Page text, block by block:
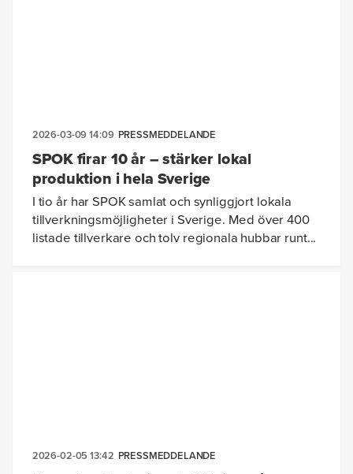
2026-03-09 14:09 PRESSMEDDELANDE
SPOK firar 10 år – stärker lokal
produktion i hela Sverige
I tio år har SPOK samlat och synliggjort lokala
tillverkningsmöjligheter i Sverige. Med över 400
listade tillverkare och tolv regionala hubbar runt...
2026-02-05 13:42 PRESSMEDDELANDE